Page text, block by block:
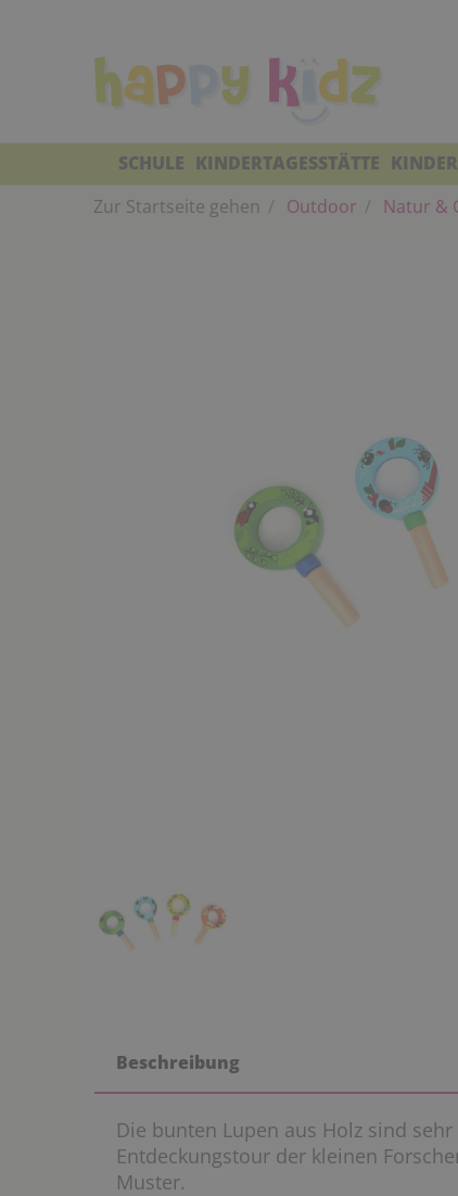
SCHULE KINDERTAGESSTÄTTE
Zur Startseite gehen
Outdoor Natur &
Beschreibung
Die bunten Lupen aus Holz sind
Entdeckungstour der kleinen
Muster.